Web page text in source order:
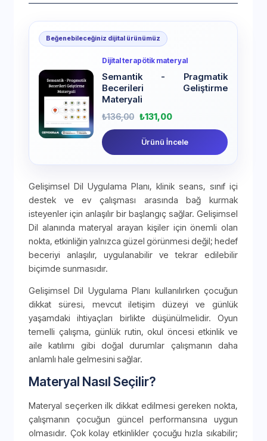
Beğenebileceğiniz dijital ürünümüz
Dijital terapötik materyal
Semantik - Pragmatik
Becerileri Geliştirme
Materyali
₺136,00 ₺131,00
Ürünü İncele
Gelişimsel Dil Uygulama Planı, klinik seans, sınıf içi
destek ve ev çalışması arasında bağ kurmak
isteyenler için anlaşılır bir başlangıç sağlar. Gelişimsel
Dil alanında materyal arayan kişiler için önemli olan
nokta, etkinliğin yalnızca güzel görünmesi değil; hedef
beceriyi anlaşılır, uygulanabilir ve tekrar edilebilir
biçimde sunmasıdır.
Gelişimsel Dil Uygulama Planı kullanılırken çocuğun
dikkat süresi, mevcut iletişim düzeyi ve günlük
yaşamdaki ihtiyaçları birlikte düşünülmelidir. Oyun
temelli çalışma, günlük rutin, okul öncesi etkinlik ve
aile katılımı gibi doğal durumlar çalışmanın daha
anlamlı hale gelmesini sağlar.
Materyal Nasıl Seçilir?
Materyal seçerken ilk dikkat edilmesi gereken nokta,
çalışmanın çocuğun güncel performansına uygun
olmasıdır. Çok kolay etkinlikler çocuğu hızla sıkabilir;